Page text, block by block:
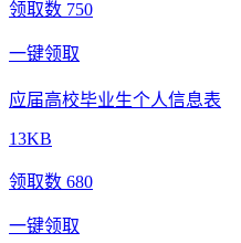
领取数 750
一键领取
应届高校毕业生个人信息表
13KB
领取数 680
一键领取